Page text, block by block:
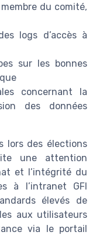
du comité,
logs d’accès à
sur les bonnes
concernant la
des données
lors des élections
une attention
et l’intégrité du
à l’intranet GFI
élevés de
aux utilisateurs
via le portail